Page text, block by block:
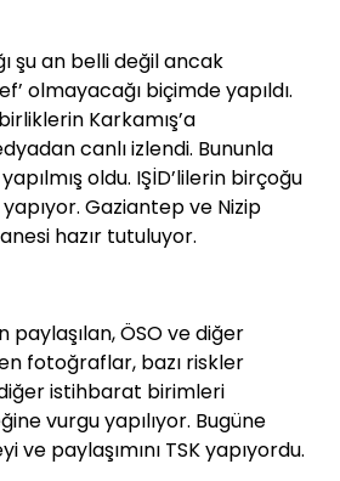
şu an belli değil ancak
olmayacağı biçimde yapıldı.
Karkamış’a
canlı izlendi. Bununla
oldu. IŞİD’lilerin birçoğu
Gaziantep ve Nizip
hazır tutuluyor.
ÖSO ve diğer
fotoğraflar, bazı riskler
istihbarat birimleri
vurgu yapılıyor. Bugüne
paylaşımını TSK yapıyordu.